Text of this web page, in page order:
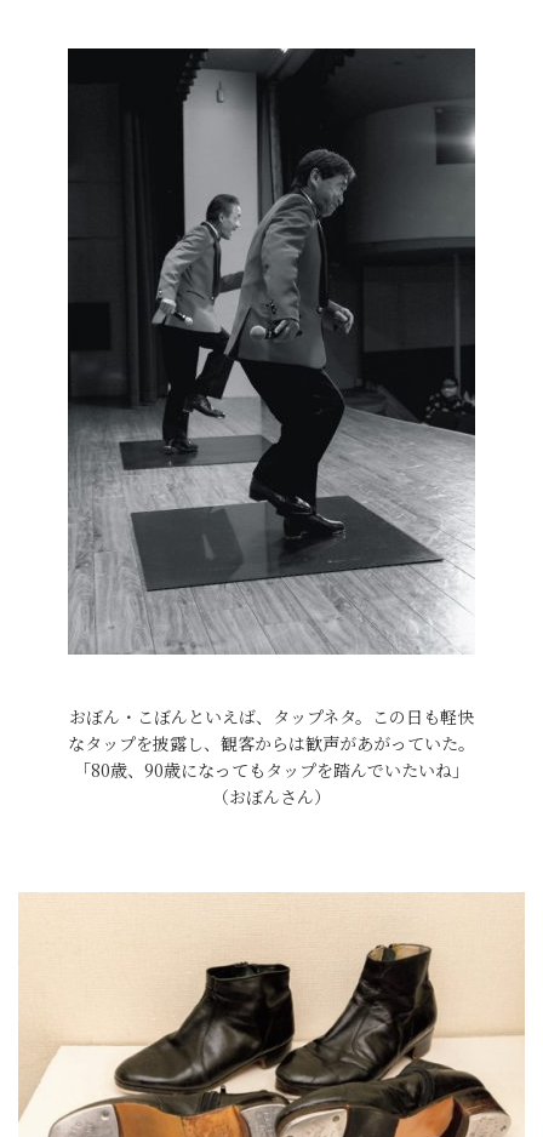
おぼん・こぼんといえば、タップネタ。この日も軽快
なタップを披露し、観客からは歓声があがっていた。
「80歳、90歳になってもタップを踏んでいたいね」
（おぼんさん）